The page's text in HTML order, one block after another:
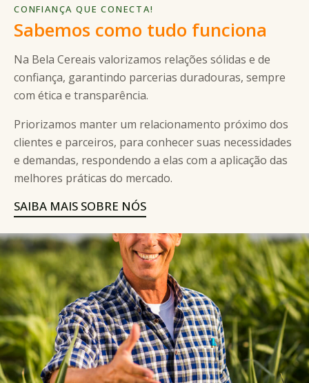
CONFIANÇA QUE CONECTA!
Sabemos como tudo funciona
Na Bela Cereais valorizamos relações sólidas e de
confiança, garantindo parcerias duradouras, sempre
com ética e transparência.
Priorizamos manter um relacionamento próximo dos
clientes e parceiros, para conhecer suas necessidades
e demandas, respondendo a elas com a aplicação das
melhores práticas do mercado.
SAIBA MAIS SOBRE NÓS